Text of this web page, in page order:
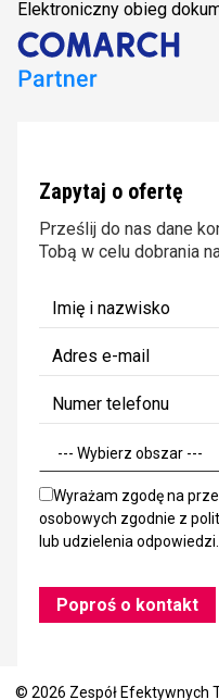
Elektroniczny obieg
Zapytaj o ofertę
Prześlij do nas dane
Tobą w celu dobrania
Wyrażam zgodę na
osobowych zgodnie z
lub udzielenia odpowiedzi.
© 2026 Zespół Efektywnych